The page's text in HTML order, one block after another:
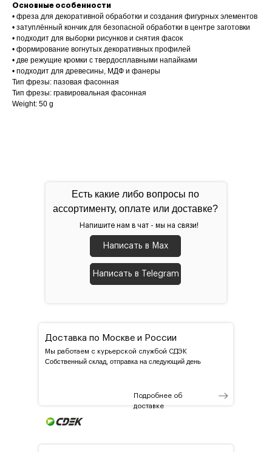
Основные особенности
• фреза для декоративной обработки и создания фигурных элементов
• затуплённый кончик для безопасной обработки в центре заготовки
• подходит для выборки рисунков и снятия фасок
• формирование вогнутых декоративных профилей
• две режущие кромки с твердосплавными напайками
• подходит для древесины, МДФ и фанеры
Тип фрезы: пазовая фасонная
Тип фрезы: гравировальная фасонная
Weight: 50 g
Есть какие либо вопросы по
ассортименту, оплате или доставке?
Напишите нам в чат - мы на связи!
Написать в Max
Написать в Telegram
Доставка по Москве и России
Мы работаем с курьерской службой СДЭК
Собственный склад, отправка на следующий день
Подробнее об
доставке